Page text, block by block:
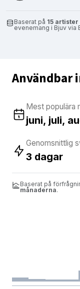
Baserat på 15 artister
evenemang i Bjuv via
Användbar
Mest populära
juni, juli,
Genomsnittlig
3 dagar
Baserat på
månaderna.